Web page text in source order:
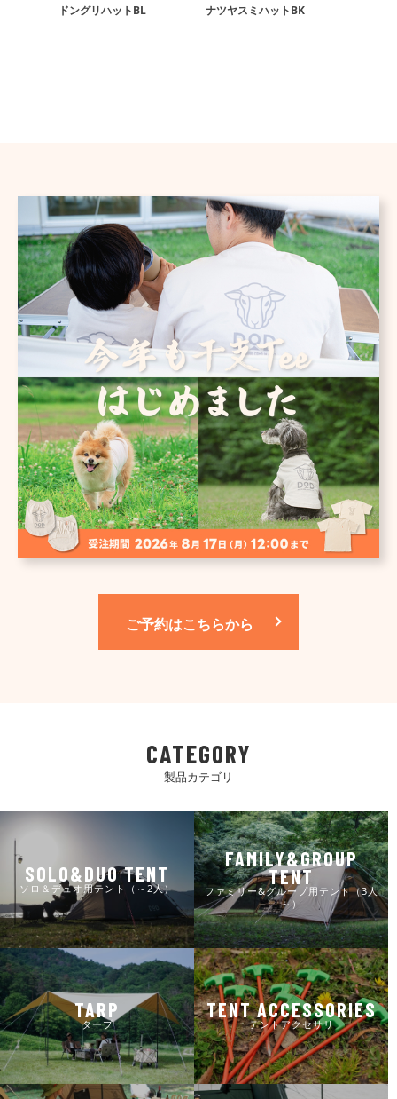
ドングリハットBL ナツヤスミハットBK
ご予約はこちらから
CATEGORY
製品カテゴリ
SOLO&DUO TENT
ソロ＆デュオ用テント（～2人）
FAMILY&GROUP
TENT
ファミリー&グループ用テント（3人
～）
TARP
タープ
TENT ACCESSORIES
テントアクセサリ